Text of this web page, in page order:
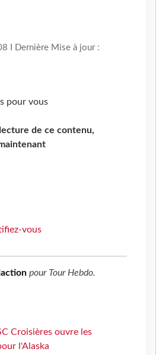
I Dernière Mise à jour :
de ce contenu,
vous
pour Tour Hebdo.
Croisières ouvre les
l'Alaska